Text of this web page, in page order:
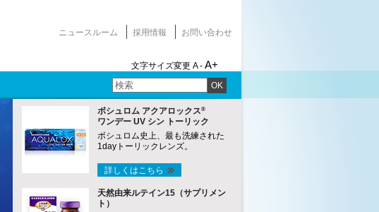
ニュースルーム 採用情報 お問い合わせ
文字サイズ変更 A - A+
OK
ボシュロム アクアロックス®
ワンデー UV シン トーリック
ボシュロム史上、最も洗練された
1dayトーリックレンズ。
詳しくはこちら
天然由来ルテイン15（サプリメン
ト）